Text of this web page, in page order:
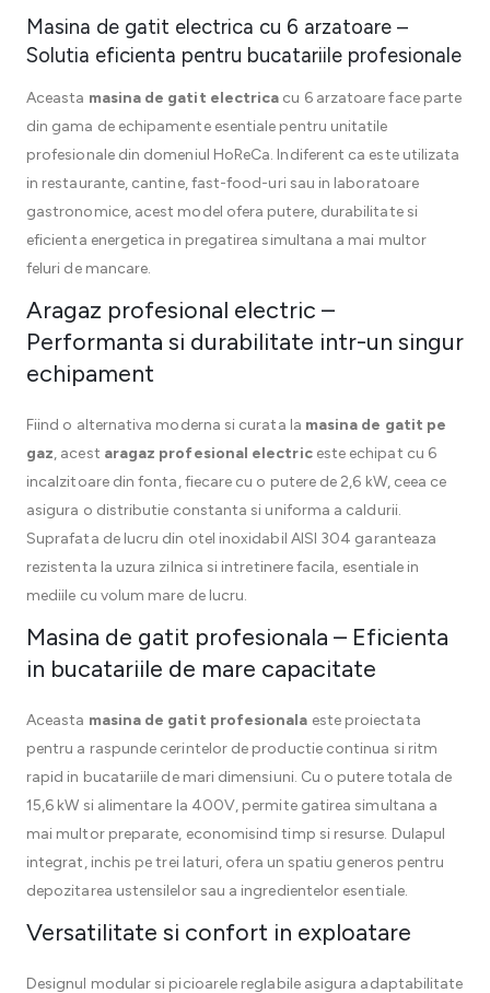
Masina de gatit electrica cu 6 arzatoare –
Solutia eficienta pentru bucatariile profesionale
Aceasta masina de gatit electrica cu 6 arzatoare face parte
din gama de echipamente esentiale pentru unitatile
profesionale din domeniul HoReCa. Indiferent ca este utilizata
in restaurante, cantine, fast-food-uri sau in laboratoare
gastronomice, acest model ofera putere, durabilitate si
eficienta energetica in pregatirea simultana a mai multor
feluri de mancare.
Aragaz profesional electric –
Performanta si durabilitate intr-un singur
echipament
Fiind o alternativa moderna si curata la masina de gatit pe
gaz, acest aragaz profesional electriceste echipat cu 6
incalzitoare din fonta, fiecare cu o putere de 2,6 kW, ceea ce
asigura o distributie constanta si uniforma a caldurii.
Suprafata de lucru din otel inoxidabil AISI 304 garanteaza
rezistenta la uzura zilnica si intretinere facila, esentiale in
mediile cu volum mare de lucru.
Masina de gatit profesionala – Eficienta
in bucatariile de mare capacitate
Aceasta masina de gatit profesionala este proiectata
pentru a raspunde cerintelor de productie continua si ritm
rapid in bucatariile de mari dimensiuni. Cu o putere totala de
15,6 kW si alimentare la 400V, permite gatirea simultana a
mai multor preparate, economisind timp si resurse. Dulapul
integrat, inchis pe trei laturi, ofera un spatiu generos pentru
depozitarea ustensilelor sau a ingredientelor esentiale.
Versatilitate si confort in exploatare
Designul modular si picioarele reglabile asigura adaptabilitate